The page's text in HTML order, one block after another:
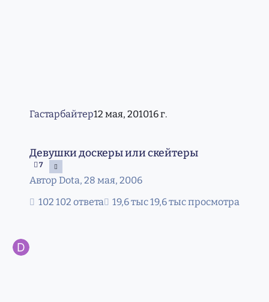
Гастарбайтер12 мая, 201016 г.
Девушки доскеры или скейтеры
7
Автор Dota, 28 мая, 2006
102 ответа
19,6 тыс просмотра